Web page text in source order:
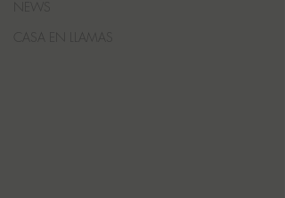
CASA EN LLAMAS